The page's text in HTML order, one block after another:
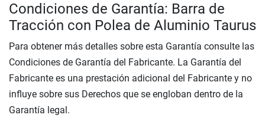
Condiciones de Garantía: Barra de
Tracción con Polea de Aluminio Taurus
Para obtener más detalles sobre esta Garantía consulte las
Condiciones de Garantía del Fabricante. La Garantía del
Fabricante es una prestación adicional del Fabricante y no
influye sobre sus Derechos que se engloban dentro de la
Garantía legal.